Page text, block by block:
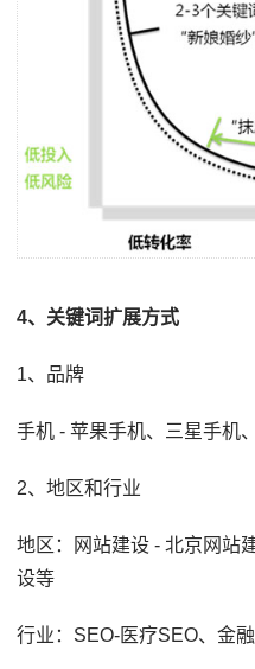
4、关键词扩展方式
1、品牌
手机 - 苹果手机、三星手机
2、地区和行业
地区：网站建设 - 北京网站
设等
行业：SEO-医疗SEO、金